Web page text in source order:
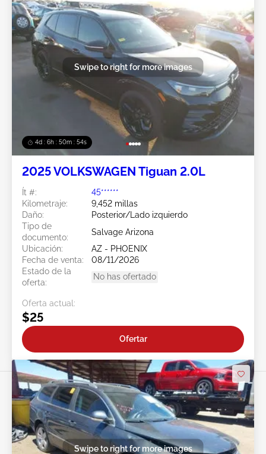
4d : 6h : 50m : 51s
Swipe to right for more images
2025 VOLKSWAGEN Tiguan 2.0L
Ít #:
45******
Kilometraje:
9,452 millas
Daño:
Posterior/Lado izquierdo
Tipo de
documento:
Salvage Arizona
Ubicación:
AZ - PHOENIX
Fecha de venta:
08/11/2026
Estado de la
oferta:
No has ofertado
Oferta actual:
$25
Ofertar
Swipe to right for more images